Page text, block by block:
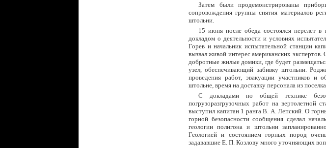
Затем были продемонстрированы
сопровождения группы снятия материалов
штольни.
15 июня после обеда состоялся перелет в
докладом о деятельности и условиях
Горев и начальник испытательной станции
вызвал живой интерес американских экспертов.
добротные жилые домики, где будет
узел, обеспечивающий забивку штольни.
проведения работ, эвакуации участников и
штольне, время на доставку персонала из
С докладами по общей технике
погрузоразгрузочных работ на вертолетной
выступил капитан 1 ранга В. А. Лепский. О
горной безопасности сообщения сделал
геологии полигона и штольни
Геологией и состоянием горных пород
задававшие Е. П. Козлову много уточняющих